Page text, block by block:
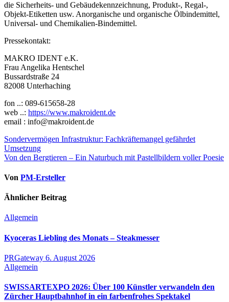
die Sicherheits- und Gebäudekennzeichnung, Produkt-, Regal-,
Objekt-Etiketten usw. Anorganische und organische Ölbindemittel,
Universal- und Chemikalien-Bindemittel.
Pressekontakt:
MAKRO IDENT e.K.
Frau Angelika Hentschel
Bussardstraße 24
82008 Unterhaching
fon ..: 089-615658-28
web ..: https://www.makroident.de
email : info@makroident.de
Beitragsnavigation
Sondervermögen Infrastruktur: Fachkräftemangel gefährdet
Umsetzung
Von den Bergtieren – Ein Naturbuch mit Pastellbildern voller Poesie
Von PM-Ersteller
Ähnlicher Beitrag
Allgemein
Kyoceras Liebling des Monats – Steakmesser
PRGateway 6. August 2026
Allgemein
SWISSARTEXPO 2026: Über 100 Künstler verwandeln den
Zürcher Hauptbahnhof in ein farbenfrohes Spektakel